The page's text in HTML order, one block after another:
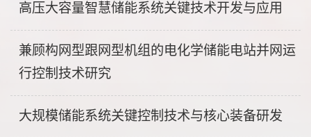
高压大容量智慧储能系统关键技术开发与应用
兼顾构网型跟网型机组的电化学储能电站并网运
行控制技术研究
大规模储能系统关键控制技术与核心装备研发